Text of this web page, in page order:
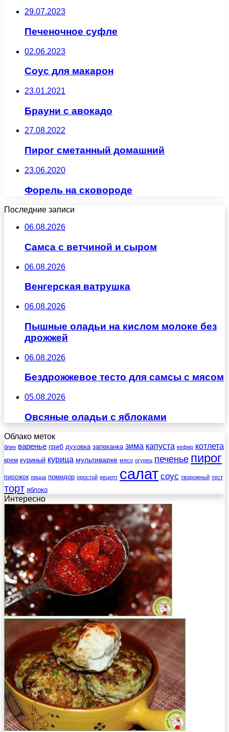
29.07.2023
Печеночное суфле
02.06.2023
Соус для макарон
23.01.2021
Брауни с авокадо
27.08.2022
Пирог сметанный домашний
23.06.2020
Форель на сковороде
Последние записи
06.08.2026
Самса с ветчиной и сыром
06.08.2026
Венгерская ватрушка
06.08.2026
Пышные оладьи на кислом молоке без
дрожжей
06.08.2026
Бездрожжевое тесто для самсы с мясом
05.08.2026
Овсяные оладьи с яблоками
Облако меток
блин варенье гриб духовка запеканка зима капуста кефир котлета
крем куриный курица мультиварке мясо огурец печенье пирог
пирожок пицца помидор простой рецепт салат соус творожный тест
торт яблоко
Интересно